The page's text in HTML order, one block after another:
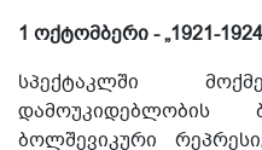
1 ოქტომბერი - „1921-
სპექტაკლში
ბოლშევიკური